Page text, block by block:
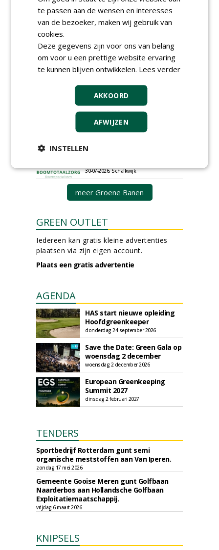
landbouwmachines bij DSV
zaden Nederland B.V.
06-08-2026, Ven-Zelderheide
DSV zaden Nederland B.V.
Allround
(fulltime) bij DSV zaden
Nederland B.V.
06-08-2026, Ven Zelderheide
Groeiplaats specialist bij
Boomtotaalzorg32-40 uur
Boominspecteur bij
30-07-2026, Schalkwijk
meer Groene Banen
GREEN OUTLET
Iedereen kan gratis kleine advertenties
plaatsen via zijn eigen account.
Plaats een gratis advertentie
AGENDA
HAS start nieuwe opleiding
Hoofdgreenkeeper
donderdag 24 september 2026
Save the Date: Green Gala op
woensdag 2 december
woensdag 2 december 2026
European Greenkeeping
Summit 2027
dinsdag 2 februari 2027
TENDERS
Sportbedrijf Rotterdam gunt semi
organische meststoffen aan Van Iperen.
zondag 17 mei 2026
Gemeente Gooise Meren gunt Golfbaan
Naarderbos aan Hollandsche Golfbaan
Exploitatiemaatschappij.
vrijdag 6 maart 2026
KNIPSELS
te passen aan de wensen en interesses
van de bezoeker, maken wij gebruik van
cookies.
Deze gegevens zijn voor ons van belang
om voor u een prettige website ervaring
te kunnen blijven ontwikkelen. Lees verder
AKKOORD
AFWIJZEN
INSTELLEN